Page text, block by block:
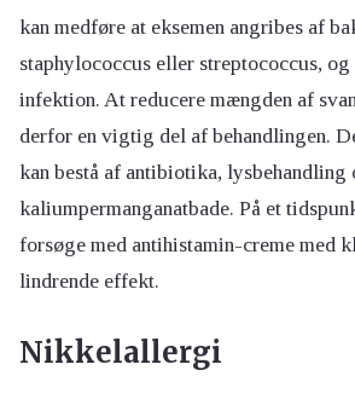
kan medføre at eksemen angribes af
staphylococcus eller streptococcus, og
infektion. At reducere mængden af
derfor en vigtig del af behandlingen.
kan bestå af antibiotika,
kaliumpermanganatbade. På et
forsøge med antihistamin-creme med
lindrende effekt.
Nikkelallergi